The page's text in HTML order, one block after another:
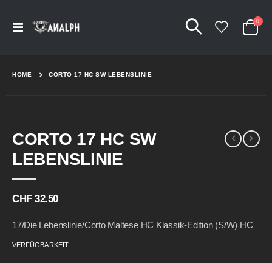
Navigation
Cart
0
HOME CORTO 17 HC SW LEBENSLINIE
CORTO 17 HC SW
LEBENSLINIE
CHF 32.50
17/Die Lebenslinie/Corto Maltese HC Klassik-Edition (s/w) HC
VERFÜGBARKEIT:
to
the
end
images
to
the
beginning
images